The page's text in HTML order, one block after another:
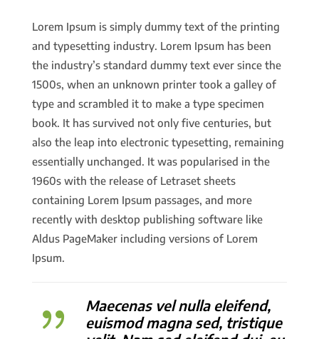
Lorem Ipsum is simply dummy text of the printing
and typesetting industry. Lorem Ipsum has been
the industry’s standard dummy text ever since the
1500s, when an unknown printer took a galley of
type and scrambled it to make a type specimen
book. It has survived not only five centuries, but
also the leap into electronic typesetting, remaining
essentially unchanged. It was popularised in the
1960s with the release of Letraset sheets
containing Lorem Ipsum passages, and more
recently with desktop publishing software like
Aldus PageMaker including versions of Lorem
Ipsum.
{
Maecenas vel nulla eleifend,
euismod magna sed, tristique